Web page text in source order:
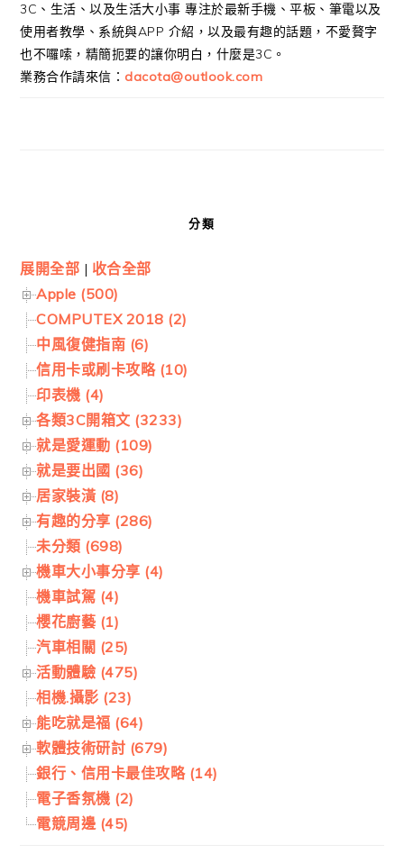
3C、生活、以及生活大小事 專注於最新手機、平板、筆電以及
使用者教學、系統與APP 介紹，以及最有趣的話題，不愛贅字
也不囉嗦，精簡扼要的讓你明白，什麼是3C。
業務合作請來信： dacota@outlook.com
分類
展開全部 | 收合全部
Apple (500)
COMPUTEX 2018 (2)
中風復健指南 (6)
信用卡或刷卡攻略 (10)
印表機 (4)
各類3C開箱文 (3233)
就是愛運動 (109)
就是要出國 (36)
居家裝潢 (8)
有趣的分享 (286)
未分類 (698)
機車大小事分享 (4)
機車試駕 (4)
櫻花廚藝 (1)
汽車相關 (25)
活動體驗 (475)
相機.攝影 (23)
能吃就是福 (64)
軟體技術研討 (679)
銀行、信用卡最佳攻略 (14)
電子香氛機 (2)
電競周邊 (45)